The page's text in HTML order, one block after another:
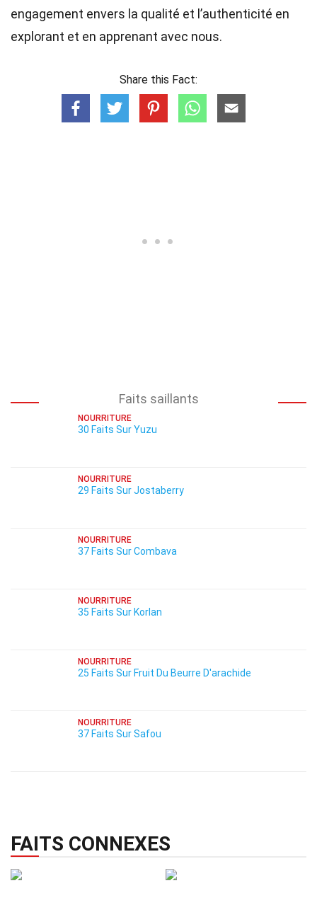
engagement envers la qualité et l’authenticité en
explorant et en apprenant avec nous.
Share this Fact:
Faits saillants
NOURRITURE
30 Faits Sur Yuzu
NOURRITURE
29 Faits Sur Jostaberry
NOURRITURE
37 Faits Sur Combava
NOURRITURE
35 Faits Sur Korlan
NOURRITURE
25 Faits Sur Fruit Du Beurre D'arachide
NOURRITURE
37 Faits Sur Safou
FAITS CONNEXES